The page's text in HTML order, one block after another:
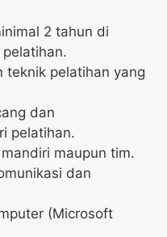
2 tahun di
teknik pelatihan yang
dan
pelatihan.
maupun tim.
dan
(Microsoft